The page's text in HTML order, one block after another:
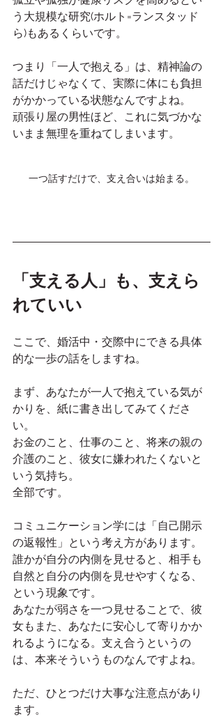
う大規模な研究(ホルト=ランスタッド
ら)もあるくらいです。
つまり「一人で抱える」は、精神論の
話だけじゃなくて、実際に体にも負担
がかかっている状態なんですよね。
頑張り屋の男性ほど、これに気づかな
いまま無理を重ねてしまいます。
一つ話すだけで、支え合いは始まる。
「支える人」も、支えら
れていい
ここで、婚活中・交際中にできる具体
的な一歩の話をしますね。
まず、あなたが一人で抱えている気が
かりを、紙に書き出してみてくださ
い。
お金のこと、仕事のこと、将来の親の
介護のこと、彼女に嫌われたくないと
いう気持ち。
全部です。
コミュニケーション学には「自己開示
の返報性」という考え方があります。
誰かが自分の内側を見せると、相手も
自然と自分の内側を見せやすくなる、
という現象です。
あなたが弱さを一つ見せることで、彼
女もまた、あなたに安心して寄りかか
れるようになる。支え合うというの
は、本来そういうものなんですよね。
ただ、ひとつだけ大事な注意点があり
ます。